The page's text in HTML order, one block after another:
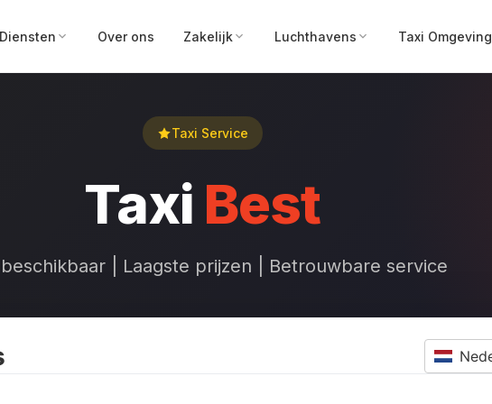
Diensten Over ons Zakelijk Luchthavens Taxi Omgeving
Taxi Service
Taxi Best
| Laagste prijzen | Betrouwbare service